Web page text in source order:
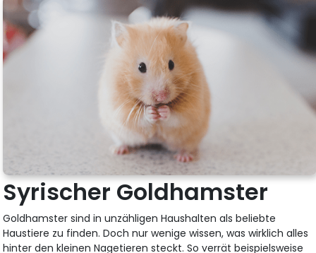
Syrischer Goldhamster
Goldhamster sind in unzähligen Haushalten als beliebte
Haustiere zu finden. Doch nur wenige wissen, was wirklich alles
hinter den kleinen Nagetieren steckt. So verrät beispielsweise